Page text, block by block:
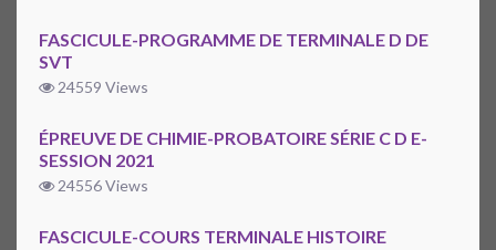
FASCICULE-PROGRAMME DE TERMINALE D DE
SVT
24559 Views
ÉPREUVE DE CHIMIE-PROBATOIRE SÉRIE C D E-
SESSION 2021
24556 Views
FASCICULE-COURS TERMINALE HISTOIRE